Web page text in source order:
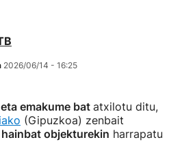
2026/06/14 - 16:25
emakume bat atxilotu ditu,
(Gipuzkoa) zenbait
objekturekin harrapatu